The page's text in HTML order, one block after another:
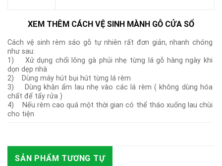
XEM THÊM CÁCH VỆ SINH MÀNH GỖ CỬA SỔ
Cách vệ sinh rèm sáo gỗ tự nhiên rất đơn giản, nhanh chóng
như sau:
1) Xử dụng chổi lông gà phủi nhẹ từng lá gỗ hàng ngày khi
dọn dẹp nhà
2) Dùng máy hút bụi hút từng lá rèm
3) Dùng khăn ẩm lau nhẹ vào các lá rèm ( không dùng hóa
chất để tẩy rửa )
4) Nếu rèm cao quá một thời gian có thể tháo xuống lau chùi
cho tiện
SẢN PHẨM TƯƠNG TỰ